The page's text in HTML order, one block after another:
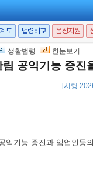
도 법령비교 음성지원
생활법령 한눈보기
림 공익기능 증진
[시행
익기능 증진과 임업인등